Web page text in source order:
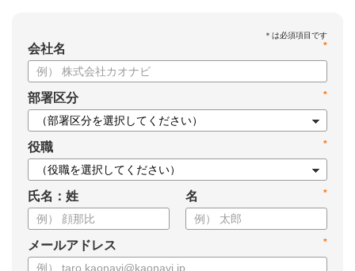
*
会社名
*
部署区分
*
役職
氏名：姓 *
名
*
メールアドレス